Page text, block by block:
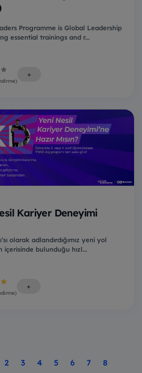
Programme is Global Leadership
essential trainings and r...
+
Kariyer Deneyimi
olarak adlandırdığımız yeni yol
içerisinde bulunduğu hızl...
+
2 3 4 5 6 7
8